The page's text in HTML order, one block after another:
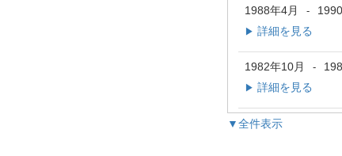
1988年4月 -
▶ 詳細を見る
1982年10月 -
▶ 詳細を見る
▼全件表示